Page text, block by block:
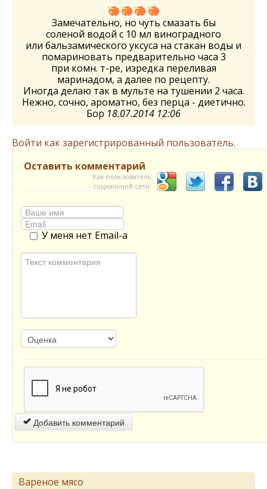
Замечательно, но чуть смазать бы
соленой водой с 10 мл виноградного
или бальзамического уксуса на стакан воды и
помариновать предварительно часа 3
при комн. т-ре, изредка переливая
маринадом, а далее по рецепту.
Иногда делаю так в мульте на тушении 2 часа.
Нежно, сочно, ароматно, без перца - диетично.
Бор 18.07.2014 12:06
Войти как зарегистрированный пользователь.
Оставить комментарий
Как пользователь
социальной сети
У меня нет Email-а
Добавить комментарий
Вареное мясо